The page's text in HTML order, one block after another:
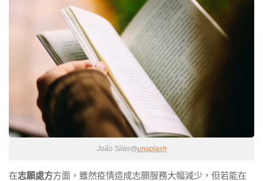
João Silas@unsplash
在志願處方方面，雖然疫情造成志願服務大幅減少，但若能在